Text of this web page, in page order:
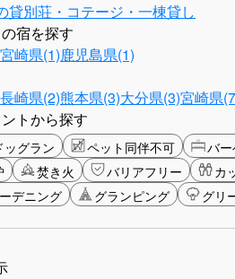
貸別荘・コテージ・一棟貸し
宿を探す
宮崎県(1)鹿児島県(1)
長崎県(2)熊本県(3)大分県(3)宮崎県
トから探す
ッグラン ペット同伴不可 バ
焚き火 バリアフリー カ
デニング グランピング グリ